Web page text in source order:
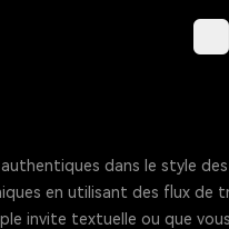
dans le style
en utilisant des flux de
invite textuelle ou que